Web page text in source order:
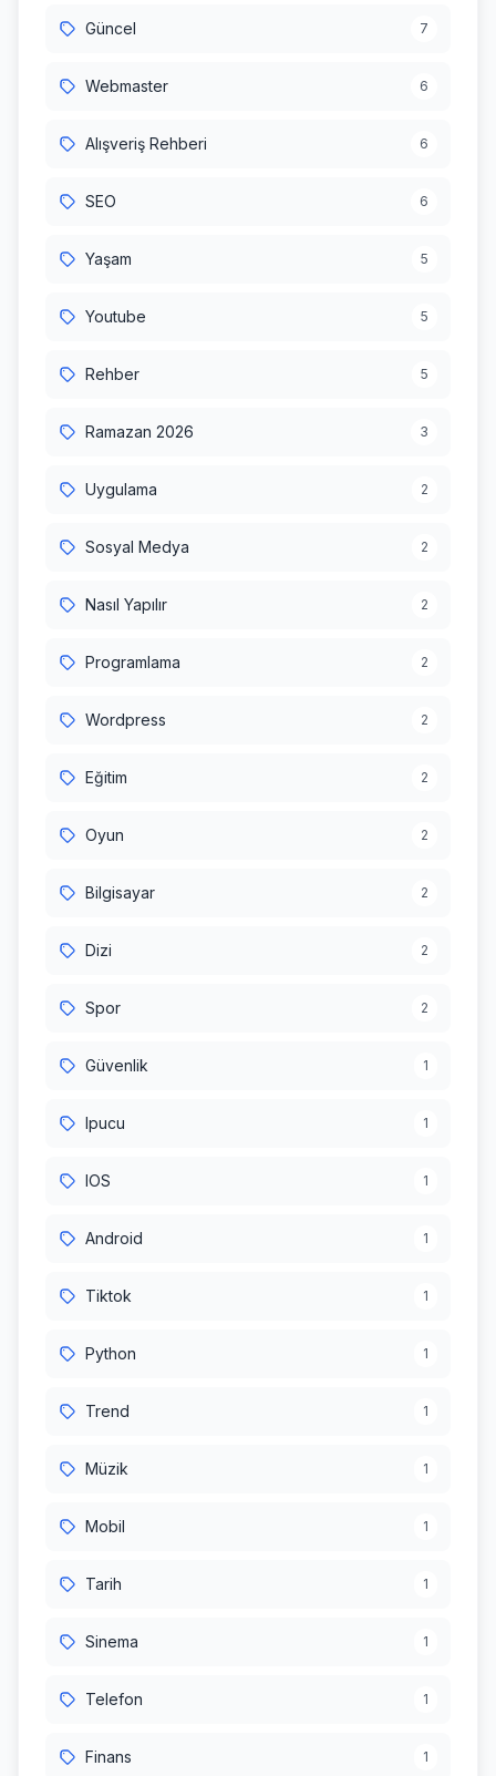
Güncel 7
Webmaster 6
Alışveriş Rehberi 6
SEO 6
Yaşam 5
Youtube 5
Rehber 5
Ramazan 2026 3
Uygulama 2
Sosyal Medya 2
Nasıl Yapılır 2
Programlama 2
Wordpress 2
Eğitim 2
Oyun 2
Bilgisayar 2
Dizi 2
Spor 2
Güvenlik 1
Ipucu 1
IOS 1
Android 1
Tiktok 1
Python 1
Trend 1
Müzik 1
Mobil 1
Tarih 1
Sinema 1
Telefon 1
Finans 1